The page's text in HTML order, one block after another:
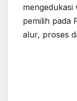
pemilih pada
alur, proses